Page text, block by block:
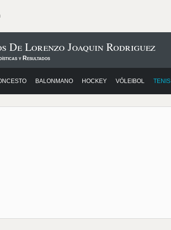
De Lorenzo Joaquin Rodriguez
y Resultados
BALONMANO HOCKEY VÓLEIBOL TENIS